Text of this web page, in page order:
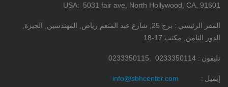
USA 5031 fair ave, North Hollywood, CA, 91601
المقر الرئيسي
برج 25, شارع عبد المنعم رياض, المهندسين, الجيزة,
الدور الثامن, مكتب 17-18
تليفون 0233350114
0233350115
إيميل info@sbhcenter.com